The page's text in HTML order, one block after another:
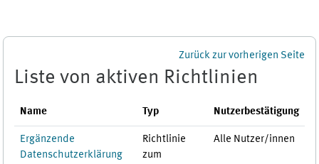
Zurück zur vorherigen Seite
Liste von aktiven Richtlinien
Name Typ Nutzerbestätigung
Ergänzende
Datenschutzerklärung
Richtlinie
zum
Alle Nutzer/innen